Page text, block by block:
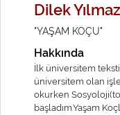
Dilek
"YAŞAM KOÇU"
Hakkında
İlk üniversitem
üniversitem olan
okurken
başladım.Yaşam